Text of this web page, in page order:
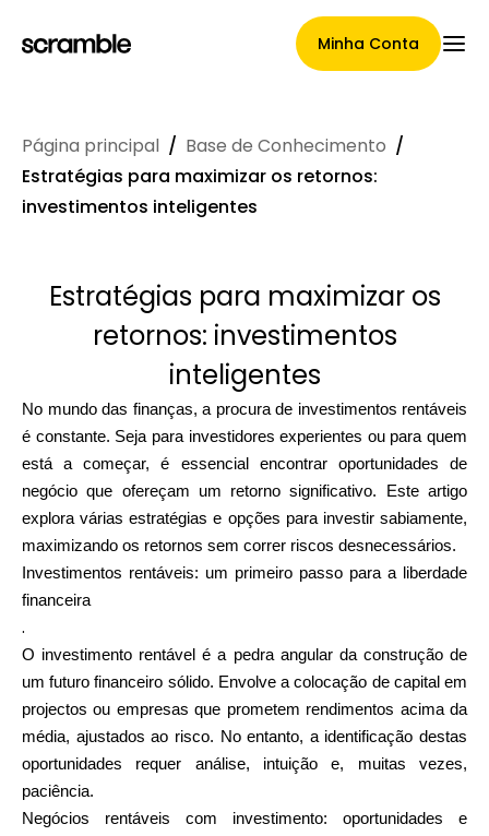
Minha Conta
Página Principal
Termos de cessão de
reclamações
Galeria de Marcas
Seleção de Marca
Histórico de Rondas
Blog
Página principal / Base de Conhecimento /
Estratégias para maximizar os retornos:
investimentos inteligentes
Estratégias para maximizar os
retornos: investimentos
inteligentes
No mundo das finanças, a procura de investimentos rentáveis
é constante. Seja para investidores experientes ou para quem
está a começar, é essencial encontrar oportunidades de
negócio que ofereçam um retorno significativo. Este artigo
explora várias estratégias e opções para investir sabiamente,
maximizando os retornos sem correr riscos desnecessários.
Investimentos rentáveis: um primeiro passo para a liberdade
financeira
.
O investimento rentável é a pedra angular da construção de
um futuro financeiro sólido. Envolve a colocação de capital em
projectos ou empresas que prometem rendimentos acima da
média, ajustados ao risco. No entanto, a identificação destas
oportunidades requer análise, intuição e, muitas vezes,
paciência.
Negócios rentáveis com investimento: oportunidades e